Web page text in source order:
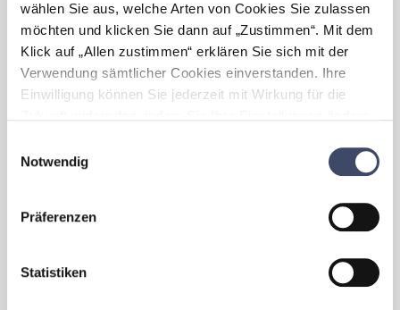
wählen Sie aus, welche Arten von Cookies Sie zulassen
möchten und klicken Sie dann auf „Zustimmen“. Mit dem
Klick auf „Allen zustimmen“ erklären Sie sich mit der
Verwendung sämtlicher Cookies einverstanden. Ihre
Einwilligung können Sie jederzeit mit Wirkung für die
https://www.unternehmen-fuer-familien.at/cookie-
Notwendig
Präferenzen
Statistiken
Best Practices
Sie wollen erfahren wie die Maßnahmen in der Praxis umgesetzt
wurden? Klicken Sie sich durch unsere zahlreichen Best Practice
Beispiele zertifiziert familienfreundlicher Unternehmen und
Gemeinden.
mit zweisprachigem Konzept
office